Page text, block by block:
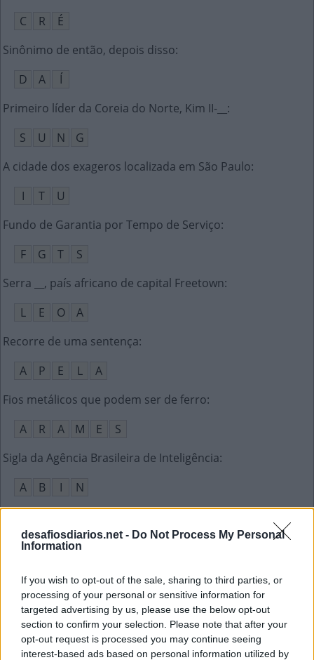
desafiosdiarios.net - Do Not Process My Personal
Information
If you wish to opt-out of the sale, sharing to third parties, or
processing of your personal or sensitive information for
targeted advertising by us, please use the below opt-out
section to confirm your selection. Please note that after your
opt-out request is processed you may continue seeing
interest-based ads based on personal information utilized by
C
R
É
Sinônimo de então, depois disso:
D
A
Í
Primeiro líder da Coreia do Norte, Kim II-__ :
S
U N
G
A cidade dos exageros localizada em São Paulo:
I
T
U
Fundo de Garantia por Tempo de Serviço:
F
G T
S
Serra __, país africano de capital Freetown:
L
E O
A
Recorre de uma sentença:
A
P E L
A
Fios metálicos que podem ser de ferro:
A
R A M E
S
Sigla da Agência Brasileira de Inteligência:
A
B I
N
A
T E I
As habitações que formam a taba
O
C A
Sem __ nem beira, em situação de extrema pobreza: